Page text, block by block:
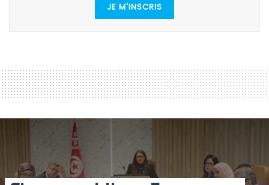
J'ai lu et accepte les termes et les conditions
JE M'INSCRIS